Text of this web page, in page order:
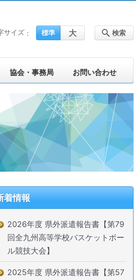
協会・事務局 お問い合わせ
検索
サイズ 標準 大
着情報
2026年度 県外派遣報告書【第79
回全九州高等学校バスケットボー
ル競技大会】
2025年度 県外派遣報告書【第57